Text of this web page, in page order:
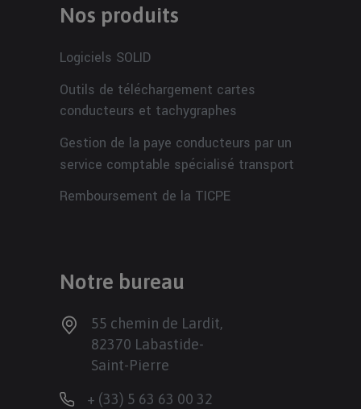
Nos produits
Logiciels SOLID
Outils de téléchargement cartes
conducteurs et tachygraphes
Gestion de la paye conducteurs par un
service comptable spécialisé transport
Remboursement de la TICPE
Notre bureau
55 chemin de Lardit,
82370 Labastide-
Saint-Pierre
+ (33) 5 63 63 00 32